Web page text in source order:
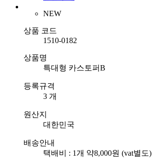
NEW
상품 코드
1510-0182
상품명
특대형 카스토퍼B
등록규격
3 개
원산지
대한민국
배송안내
택배비 : 1개 약8,000원 (vat별도)